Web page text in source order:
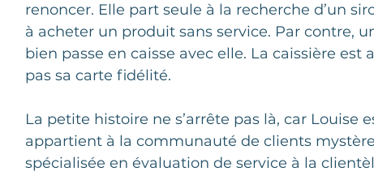
renoncer. Elle part seule à la recherche d’un
à acheter un produit sans service. Par contre,
bien passe en caisse avec elle. La caissière
pas sa carte fidélité.
La petite histoire ne s’arrête pas là, car Louise
appartient à la communauté de clients
spécialisée en évaluation de service à la